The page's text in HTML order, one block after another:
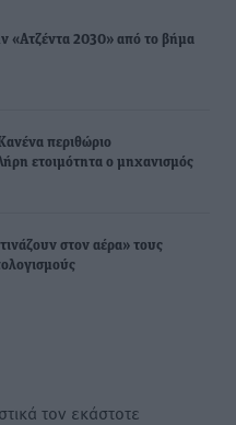
«Ατζέντα 2030» από το βήμα
περιθώριο
ετοιμότητα ο μηχανισμός
στον αέρα» τους
τον εκάστοτε